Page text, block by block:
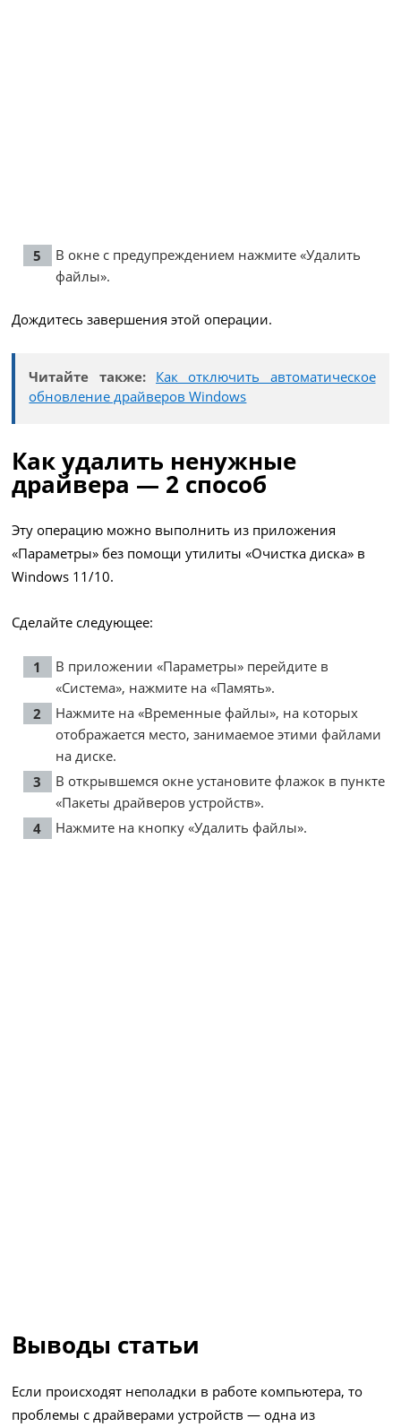
В окне с предупреждением нажмите «Удалить
файлы».
Дождитесь завершения этой операции.
Читайте также:
Как отключить автоматическое
обновление драйверов Windows
Как удалить ненужные
драйвера — 2 способ
Эту операцию можно выполнить из приложения
«Параметры» без помощи утилиты «Очистка диска» в
Windows 11/10.
Сделайте следующее:
В приложении «Параметры» перейдите в
«Система», нажмите на «Память».
Нажмите на «Временные файлы», на которых
отображается место, занимаемое этими файлами
на диске.
В открывшемся окне установите флажок в пункте
«Пакеты драйверов устройств».
Нажмите на кнопку «Удалить файлы».
Выводы статьи
Если происходят неполадки в работе компьютера, то
проблемы с драйверами устройств — одна из